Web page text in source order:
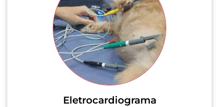
Eletrocardiograma